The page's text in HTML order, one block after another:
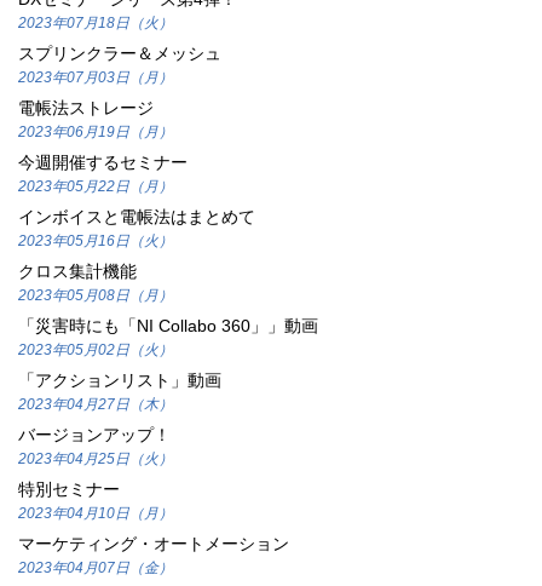
2023年07月18日（火）
スプリンクラー＆メッシュ
2023年07月03日（月）
電帳法ストレージ
2023年06月19日（月）
今週開催するセミナー
2023年05月22日（月）
インボイスと電帳法はまとめて
2023年05月16日（火）
クロス集計機能
2023年05月08日（月）
「災害時にも「NI Collabo 360」」動画
2023年05月02日（火）
「アクションリスト」動画
2023年04月27日（木）
バージョンアップ！
2023年04月25日（火）
特別セミナー
2023年04月10日（月）
マーケティング・オートメーション
2023年04月07日（金）